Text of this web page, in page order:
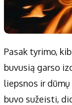
Pasak tyrimo,
buvusią garso
liepsnos ir dūmų
buvo sužeisti,